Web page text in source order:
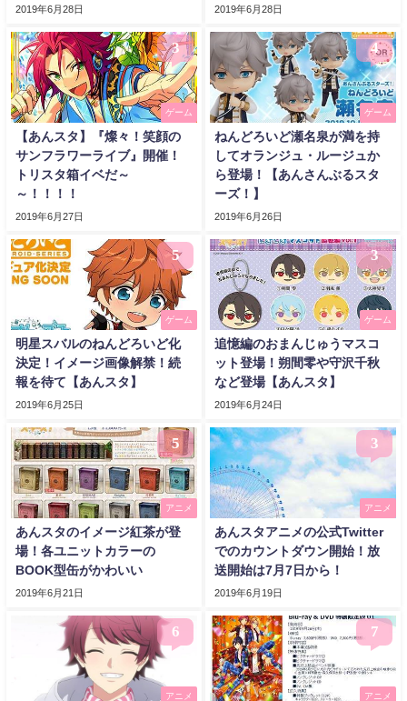
2019年6月28日 2019年6月28日
3
ゲーム
【あんスタ】『燦々！笑顔の
サンフラワーライブ』開催！
トリスタ箱イベだ～
～！！！！
2019年6月27日
4
ゲーム
ねんどろいど瀬名泉が満を持
してオランジュ・ルージュか
ら登場！【あんさんぶるスタ
ーズ！】
2019年6月26日
5
ゲーム
明星スバルのねんどろいど化
決定！イメージ画像解禁！続
報を待て【あんスタ】
2019年6月25日
3
ゲーム
追憶編のおまんじゅうマスコ
ット登場！朔間零や守沢千秋
など登場【あんスタ】
2019年6月24日
5
アニメ
あんスタのイメージ紅茶が登
場！各ユニットカラーの
BOOK型缶がかわいい
2019年6月21日
3
アニメ
あんスタアニメの公式Twitter
でのカウントダウン開始！放
送開始は7月7日から！
2019年6月19日
6
アニメ
7
アニメ